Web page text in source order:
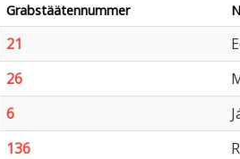
Grabstäätennummer
21
26
6
136